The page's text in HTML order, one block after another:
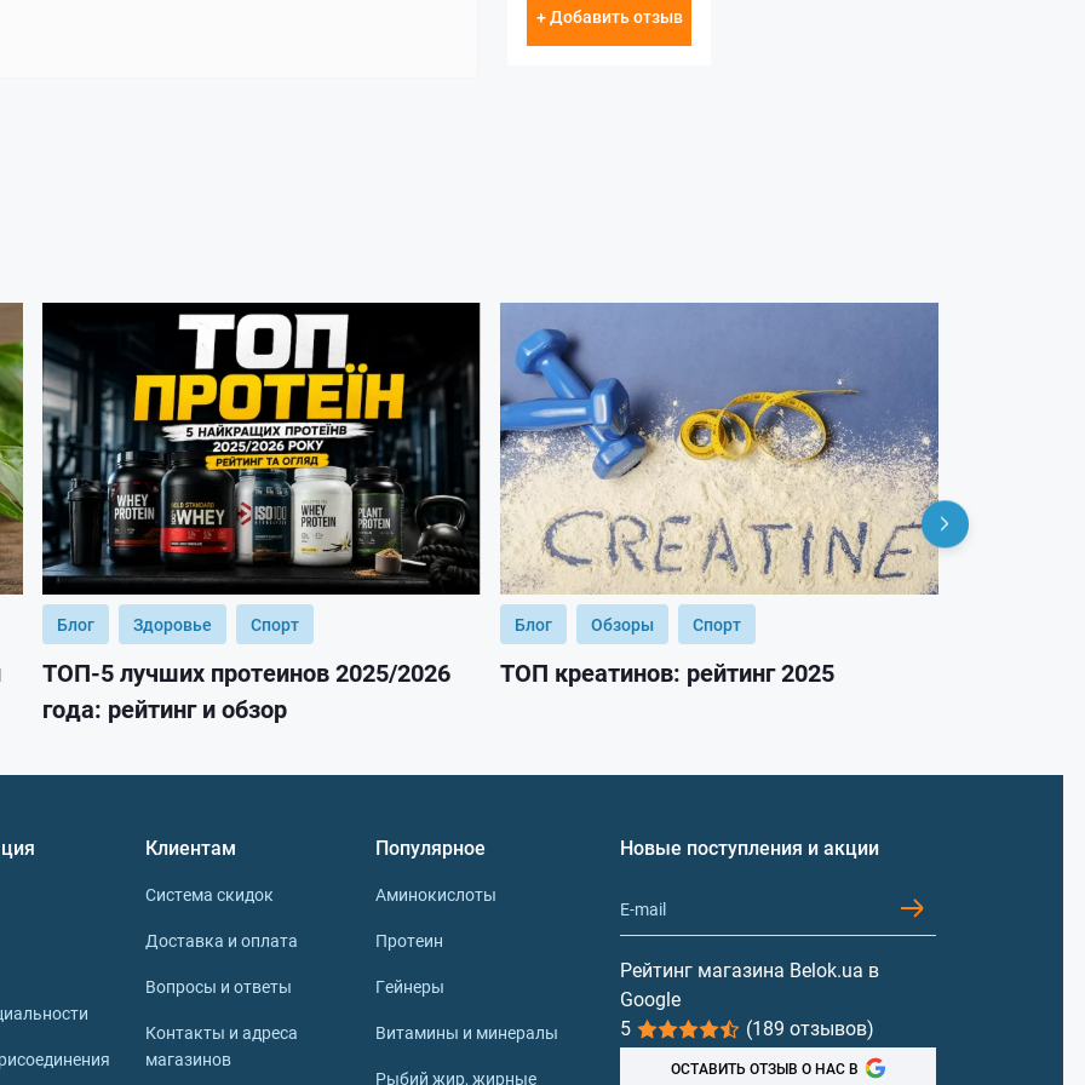
+ Добавить отзыв
Блог Здоровье Спорт
ТОП-5 лучших протеинов 2025/2026
года: рейтинг и обзор
Блог Обзоры Спорт
ТОП креатинов: рейтинг 2025
Клиентам
Система скидок
Доставка и оплата
Вопросы и ответы
Контакты и адреса
магазинов
Популярное
Аминокислоты
Протеин
Гейнеры
Витамины и минералы
Рыбий жир, жирные
Новые поступления и акции
Рейтинг магазина Belok.ua в
Google
5
(189 отзывов)
ОСТАВИТЬ ОТЗЫВ О НАС В